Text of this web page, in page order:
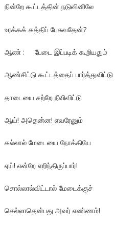
நின்றே கூட்டத்தின் நடுவினிலே
உரக்கக் கத்திப் பேசுவதேன்?
ஆண் : பேடை இப்படிக் கூறியதும்
ஆண்சிட்டு கூட்டத்தைப் பார்த்துவிட்டு
தாடையை சற்றே நீவிவிட்டு
ஆய்! அதென்ன! எவரேனும்
கல்லால் மேடையை நோக்கியே
ஏய்! என்றே எறிந்திருப்பார்!
சொல்லால்விட்டால் மேடைக்குச்
செல்லாதென்பது அவர் எண்ணம்!